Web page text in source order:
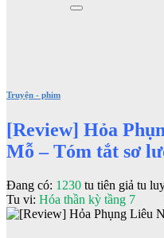
Truyện - phim
[Review] Hỏa
Mỗ – Tóm tắt sơ
Đang có: 1230 tu tiên giả tu
Tu vi: Hóa thần kỳ tầng 7